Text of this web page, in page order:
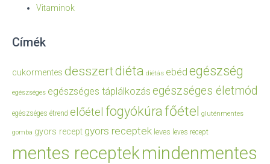
Vitaminok
Címék
cukormentes desszertdiéta diétás ebéd egészség
egészséges egészséges táplálkozás egészséges életmód
egészséges étrend előétel fogyókúrafőétel gluténmentes
gomba gyors recept gyors receptek leves leves recept
mentes receptekmindenmentes